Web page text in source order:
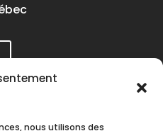
nous utilisons des
:
1001